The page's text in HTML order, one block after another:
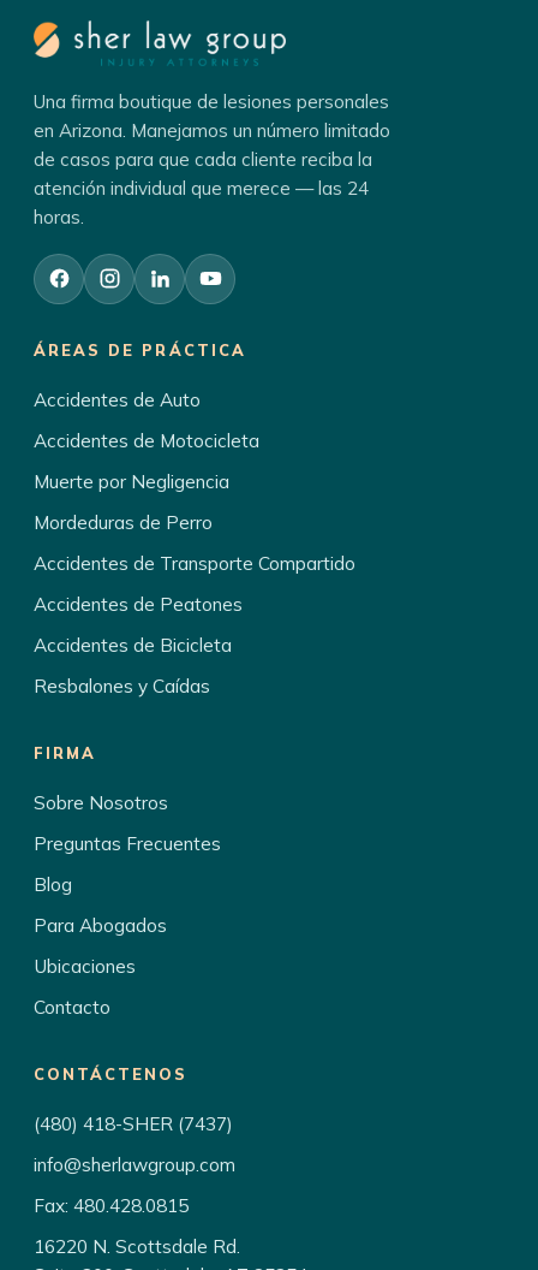
Una firma boutique de lesiones personales
en Arizona. Manejamos un número limitado
de casos para que cada cliente reciba la
atención individual que merece — las 24
horas.
ÁREAS DE PRÁCTICA
Accidentes de Auto
Accidentes de Motocicleta
Muerte por Negligencia
Mordeduras de Perro
Accidentes de Transporte Compartido
Accidentes de Peatones
Accidentes de Bicicleta
Resbalones y Caídas
FIRMA
Sobre Nosotros
Preguntas Frecuentes
Blog
Para Abogados
Ubicaciones
Contacto
CONTÁCTENOS
(480) 418-SHER (7437)
info@sherlawgroup.com
Fax: 480.428.0815
16220 N. Scottsdale Rd.